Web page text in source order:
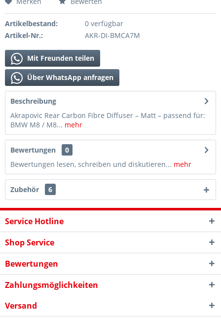
Artikelbestand:
0 verfügbar
Artikel-Nr.:
AKR-DI-BMCA7M
Mit Freunden teilen
Über WhatsApp anfragen
Beschreibung
Akrapovic Rear Carbon Fibre Diffuser – Matt – passend für:
BMW M8 / M8... mehr
Bewertungen
0
Bewertungen lesen, schreiben und diskutieren... mehr
Zubehör 6
Service Hotline
Shop Service
Bewertungen
Zahlungsmöglichkeiten
Versand